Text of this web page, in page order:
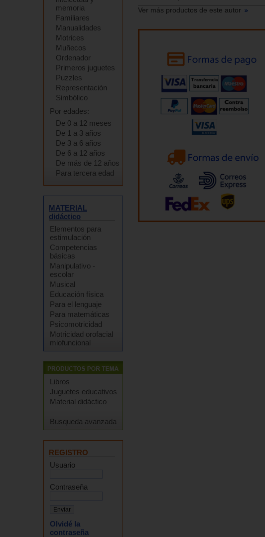
memoria
Familiares
Manualidades
Motrices
Muñecos
Ordenador
Primeros juguetes
Puzzles
Representación
Simbólico
Por edades:
De 0 a 12 meses
De 1 a 3 años
De 3 a 6 años
De 6 a 12 años
De más de 12 años
Para tercera edad
MATERIAL
didáctico
Elementos para
estimulación
Competencias
básicas
Manipulativo -
escolar
Musical
Educación física
Para el lenguaje
Para matemáticas
Psicomotricidad
Motricidad orofacial
miofuncional
Libros
Juguetes educativos
Material didáctico
Busqueda avanzada
REGISTRO
Usuario
Contraseña
Olvidé la
contraseña
Ver más productos de este autor